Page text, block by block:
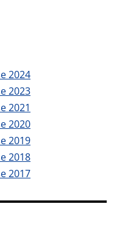
2024
2023
2021
2020
2019
2018
2017